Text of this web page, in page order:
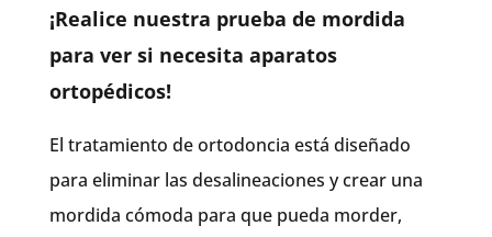
¡Realice nuestra prueba de mordida
para ver si necesita aparatos
ortopédicos!
El tratamiento de ortodoncia está diseñado
para eliminar las desalineaciones y crear una
mordida cómoda para que pueda morder,